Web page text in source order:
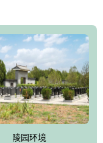
龙，右白虎，前朱
的水又止住了，正好
园风景庄重典雅、气
以皇家建筑风格为载
陵园环境